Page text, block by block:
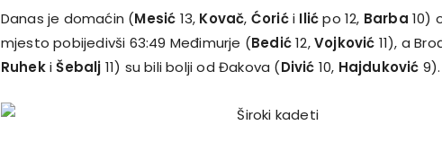
Danas je domaćin (Mesić 13, Kovač, Ćorići Ilićpo 12, Barba 10)
mjesto pobijedivši 63:49 Međimurje (Bedić12,Vojković 11), a
RuhekiŠebalj 11) su bili bolji od Đakova (Divić 10, Hajduković 9).